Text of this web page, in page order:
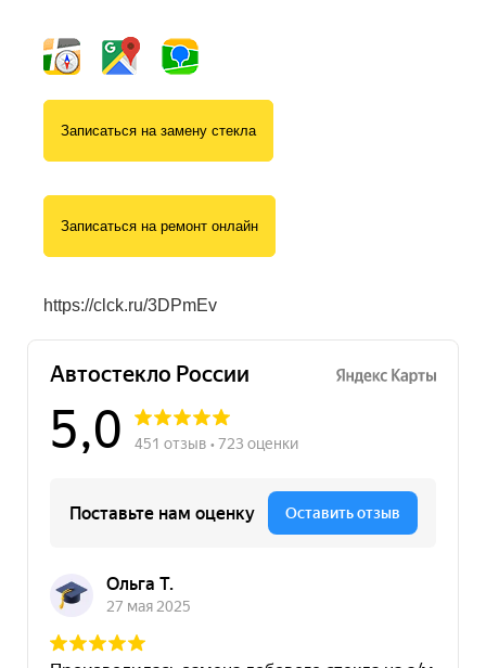
Записаться на замену стекла
Записаться на ремонт онлайн
https://clck.ru/3DPmEv